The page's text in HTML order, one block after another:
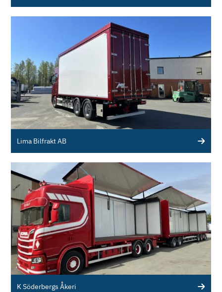
Lima Bilfrakt AB
K Söderbergs Åkeri